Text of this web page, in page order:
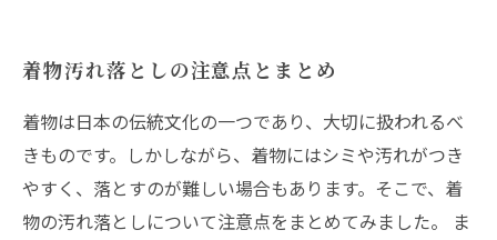
着物汚れ落としの注意点とまとめ
着物は日本の伝統文化の一つであり、大切に扱われるべ
きものです。しかしながら、着物にはシミや汚れがつき
やすく、落とすのが難しい場合もあります。そこで、着
物の汚れ落としについて注意点をまとめてみました。 ま